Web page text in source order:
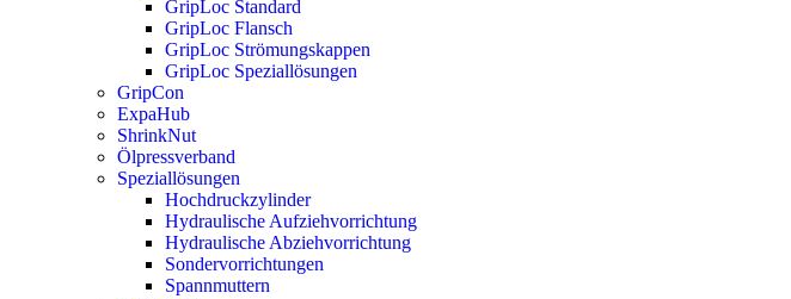
GripLoc Standard
GripLoc Flansch
GripLoc Strömungskappen
GripLoc Speziallösungen
GripCon
ExpaHub
ShrinkNut
Ölpressverband
Speziallösungen
Hochdruckzylinder
Hydraulische Aufziehvorrichtung
Hydraulische Abziehvorrichtung
Sondervorrichtungen
Spannmuttern